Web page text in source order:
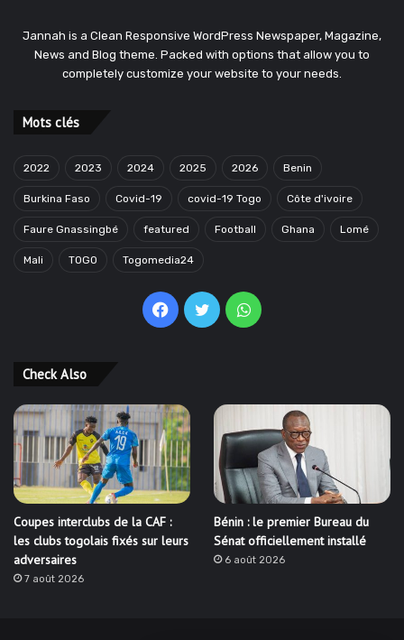
Jannah is a Clean Responsive WordPress Newspaper, Magazine,
News and Blog theme. Packed with options that allow you to
completely customize your website to your needs.
Mots clés
2022 2023 2024 2025 2026 Benin
Burkina Faso Covid-19 covid-19 Togo Côte d'ivoire
Faure Gnassingbé featured Football Ghana Lomé
Mali TOGO Togomedia24
Facebook
TwitterWhatsApp
Check Also
Coupes interclubs de la CAF :
les clubs togolais fixés sur leurs
adversaires
7 août 2026
Bénin : le premier Bureau du
Sénat officiellement installé
6 août 2026